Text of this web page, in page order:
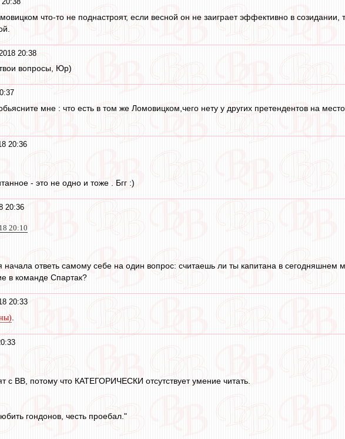
что-то не поднастроят, если весной он не заиграет эффективно в созидании,
20:38
вопросы, Юр)
мне : что есть в том же Ломовицком,чего нету у других претендентов на
20:36
- это не одно и тоже . Бгг :)
20:36
20:10
ответь самому себе на один вопрос: считаешь ли ты капитана в сегодняшнем
в команде Спартак?
20:33
с ВВ, потому что КАТЕГОРИЧЕСКИ отсутствует умение читать.
гондонов, честь проебал."